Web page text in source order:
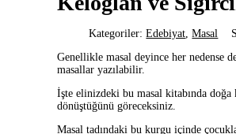
Kategoriler: Edebiyat ,Masal
Genellikle masal deyince her nedense
masallar yazılabilir.
İşte elinizdeki bu masal kitabında doğa
dönüştüğünü göreceksiniz.
Masal tadındaki bu kurgu içinde